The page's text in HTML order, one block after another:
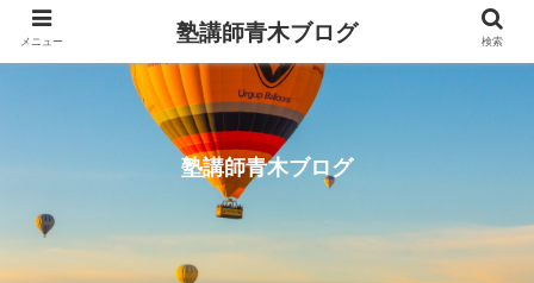
塾講師青木ブログ
メニュー 塾講師青木ブログ 検索